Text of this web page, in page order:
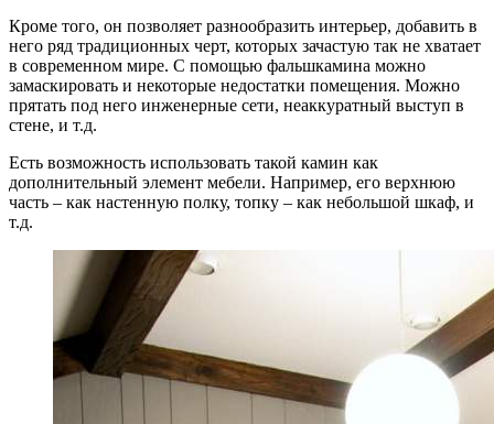
Кроме того, он позволяет разнообразить интерьер, добавить в
него ряд традиционных черт, которых зачастую так не хватает
в современном мире. С помощью фальшкамина можно
замаскировать и некоторые недостатки помещения. Можно
прятать под него инженерные сети, неаккуратный выступ в
стене, и т.д.
Есть возможность использовать такой камин как
дополнительный элемент мебели. Например, его верхнюю
часть – как настенную полку, топку – как небольшой шкаф, и
т.д.